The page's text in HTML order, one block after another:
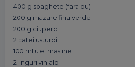
400 g spaghete (fara ou)
200 g mazare fina verde
200 g ciuperci
2 catei usturoi
100 ml ulei masline
2 linguri vin alb